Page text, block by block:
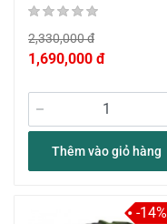
2,330,000 đ
1,690,000 đ
Thêm vào giỏ hàng
-14%